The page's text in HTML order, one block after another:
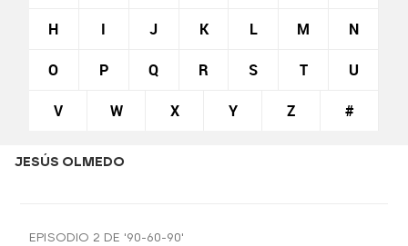
H I J K L M N
O P Q R S T U
V W X Y Z #
JESÚS OLMEDO
EPISODIO 2 DE '90-60-90'